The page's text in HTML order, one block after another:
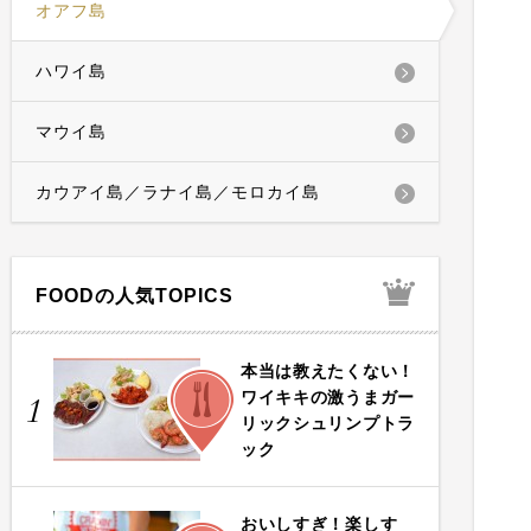
オアフ島
ハワイ島
マウイ島
カウアイ島／ラナイ島／モロカイ島
FOODの人気TOPICS
1
FOOD
本当は教えたくない！
ワイキキの激うまガー
リックシュリンプトラ
ック
おいしすぎ！楽しす